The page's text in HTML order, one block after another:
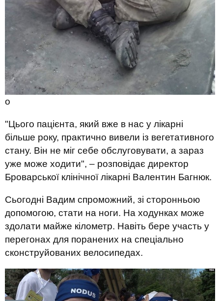
о
"Цього пацієнта, який вже в нас у лікарні
більше року, практично вивели із вегетативного
стану. Він не міг себе обслуговувати, а зараз
уже може ходити", – розповідає директор
Броварської клінічної лікарні Валентин Багнюк.
​Сьогодні Вадим спроможний, зі сторонньою
допомогою, стати на ноги. На ходунках може
здолати майже кілометр. Навіть бере участь у
перегонах для поранених на спеціально
сконструйованих велосипедах.